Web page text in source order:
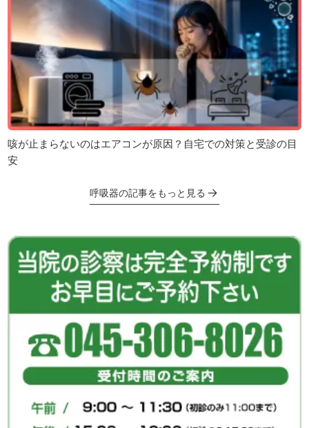
咳が止まらないのはエアコンが原因？自宅での対策と受診の目
安
呼吸器の記事をもっと見る